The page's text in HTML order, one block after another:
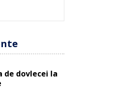
de dovlecei la